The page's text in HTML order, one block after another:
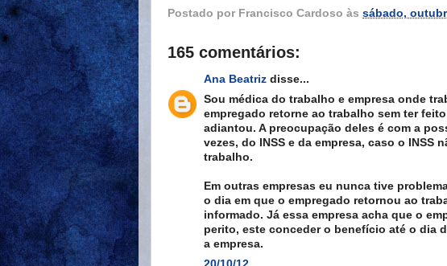
Postado por Francisco Cardoso às sábado,
165 comentários:
Ana Beatriz disse...
Sou médica do trabalho e empresa onde
empregado retorne ao trabalho sem ter
adiantou. A preocupação deles é com a
vezes, do INSS e da empresa, caso o INSS
trabalho.
Em outras empresas eu nunca tive
o dia em que o empregado retornou ao
informado. Já essa empresa acha que o
perito, este conceder o benefício até o dia
a empresa.
20/10/12